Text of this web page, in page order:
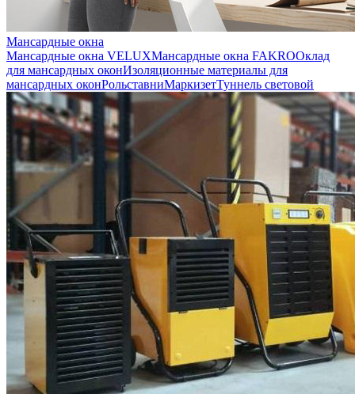
Мансардные окна
Мансардные окна VELUXМансардные окна FAKROОклад
для мансардных оконИзоляционные материалы для
мансардных оконРольставниМаркизетТуннель световой